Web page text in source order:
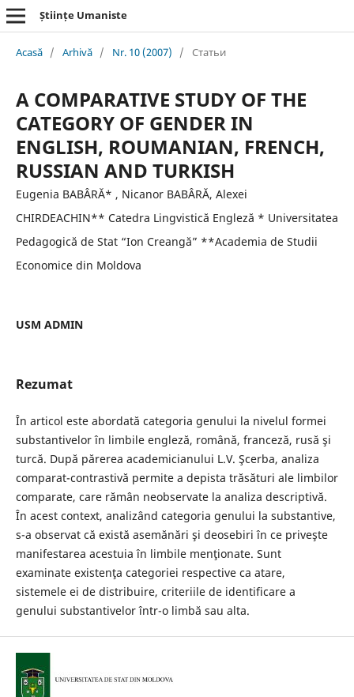
Științe Umaniste
Acasă / Arhivă / Nr. 10 (2007) / Статьи
A COMPARATIVE STUDY OF THE
CATEGORY OF GENDER IN
ENGLISH, ROUMANIAN, FRENCH,
RUSSIAN AND TURKISH
Eugenia BABÂRĂ* , Nicanor BABÂRĂ, Alexei
CHIRDEACHIN** Catedra Lingvistică Engleză * Universitatea
Pedagogică de Stat “Ion Creangă” **Academia de Studii
Economice din Moldova
USM ADMIN
Rezumat
În articol este abordată categoria genului la nivelul formei
substantivelor în limbile engleză, română, franceză, rusă şi
turcă. După părerea academicianului L.V. Şcerba, analiza
comparat-contrastivă permite a depista trăsături ale limbilor
comparate, care rămân neobservate la analiza descriptivă.
În acest context, analizând categoria genului la substantive,
s-a observat că există asemănări şi deosebiri în ce priveşte
manifestarea acestuia în limbile menţionate. Sunt
examinate existenţa categoriei respective ca atare,
sistemele ei de distribuire, criteriile de identificare a
genului substantivelor într-o limbă sau alta.